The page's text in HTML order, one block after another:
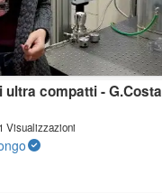
compatti - G.Costa
Visualizzazioni